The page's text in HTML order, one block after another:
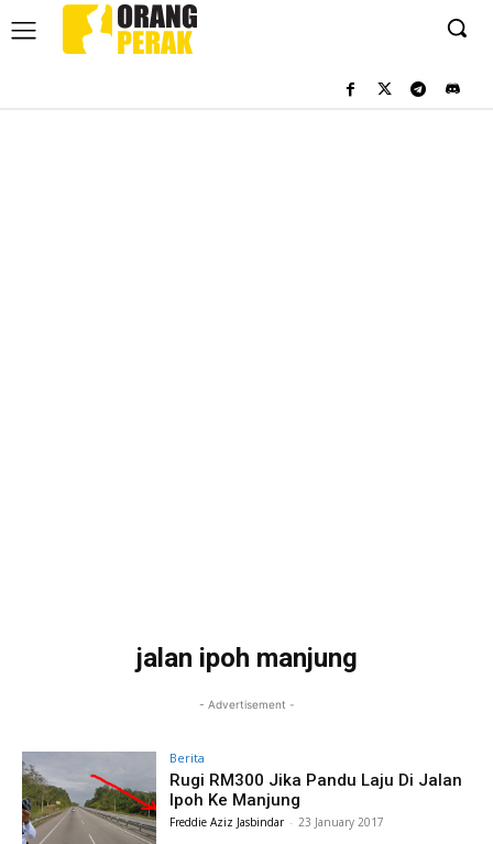
jalan ipoh manjung
- Advertisement -
Berita
Rugi RM300 Jika Pandu Laju Di Jalan
Ipoh Ke Manjung
Freddie Aziz Jasbindar - 23 January 2017